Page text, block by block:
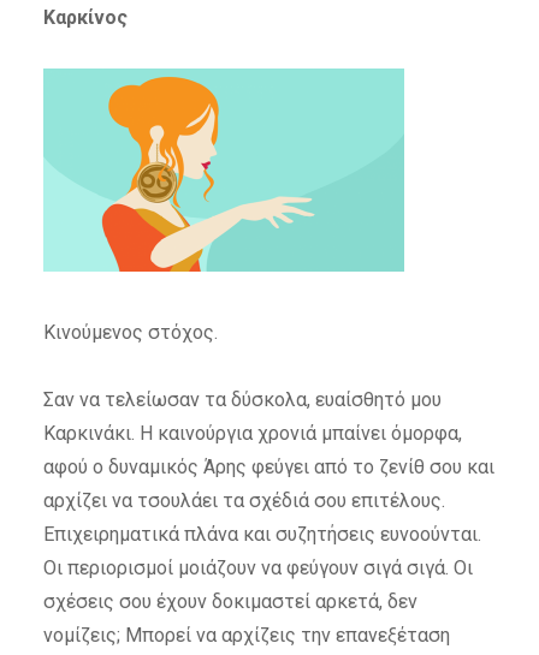
Καρκίνος
Κινούμενος στόχος.
Σαν να τελείωσαν τα δύσκολα, ευαίσθητό μου
Καρκινάκι. Η καινούργια χρονιά μπαίνει όμορφα,
αφού ο δυναμικός Άρης φεύγει από το ζενίθ σου και
αρχίζει να τσουλάει τα σχέδιά σου επιτέλους.
Επιχειρηματικά πλάνα και συζητήσεις ευνοούνται.
Οι περιορισμοί μοιάζουν να φεύγουν σιγά σιγά. Οι
σχέσεις σου έχουν δοκιμαστεί αρκετά, δεν
νομίζεις; Μπορεί να αρχίζεις την επανεξέταση